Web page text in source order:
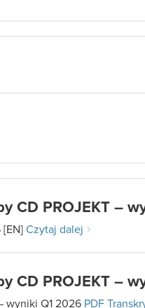
CD PROJEKT –
Czytaj dalej
CD PROJEKT –
wyniki Q1 2026 PDF